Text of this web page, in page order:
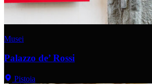
Musei
Palazzo de’ Rossi
Pistoia